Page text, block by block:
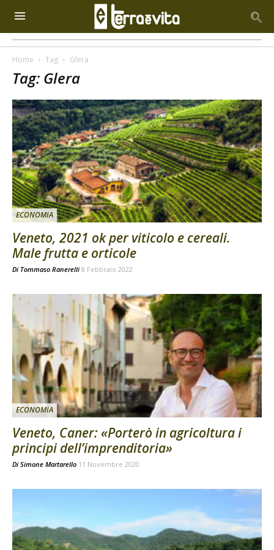
Home Tag Glera
Tag: Glera
ECONOMIA
Veneto, 2021 ok per viticolo e cereali.
Male frutta e orticole
Di Tommaso Ranerelli 8 Febbraio 2022
ECONOMIA
Veneto, Caner: «Porterò in agricoltura i
principi dell’imprenditoria»
Di Simone Martarello 11 Novembre 2020